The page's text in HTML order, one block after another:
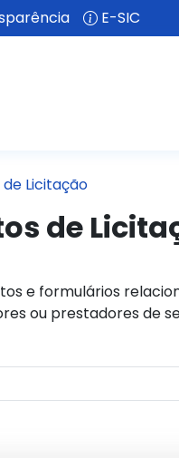
E-SIC
Licitação
de
e formulários
ou prestadores de